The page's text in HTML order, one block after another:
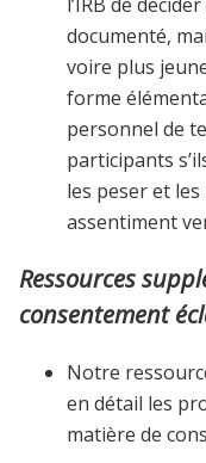
documenté,
voire plus
forme
personnel de
participants
les peser et
assentiment
Ressources
consentement
Notre
en détail les
matière de